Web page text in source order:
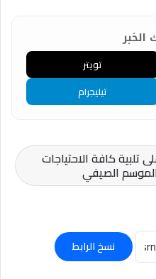
الخبر
تويتر
تيليجرام
تلبية كافة الاحتياجات
الموسم الصيفي
نسخ الرابط